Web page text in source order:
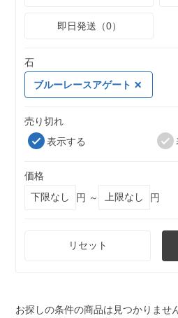
即日発送（0）
石
ブルーレースアゲート
売り切れ
表示する
価格
円 ～
円
リセット
お探しの条件の商品は見つかりませ